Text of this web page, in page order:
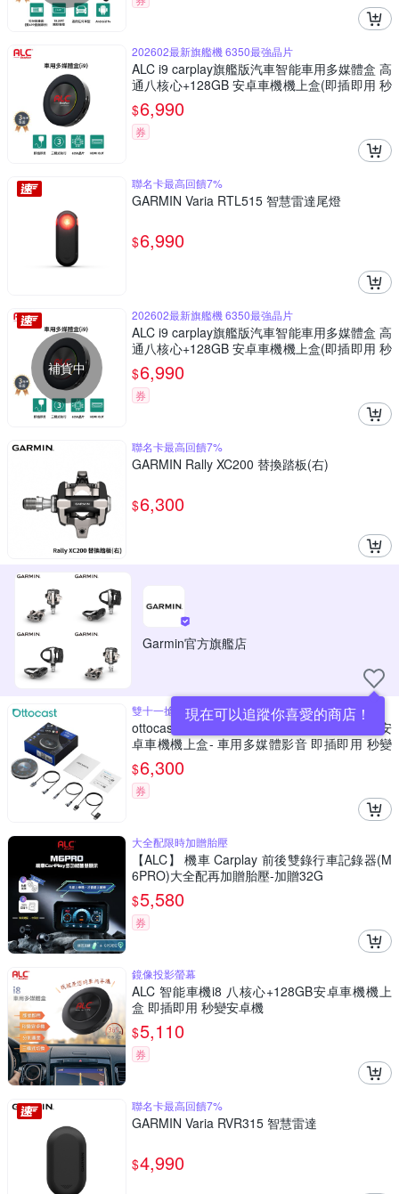
202602最新旗艦機 6350最強晶片
ALC i9 carplay旗艦版汽車智能車用多媒體盒 高
通八核心+128GB 安卓車機機上盒(即插即用 秒
變安卓機)
$6,990
券
聯名卡最高回饋7%
GARMIN Varia RTL515 智慧雷達尾燈
$6,990
補貨中
202602最新旗艦機 6350最強晶片
ALC i9 carplay旗艦版汽車智能車用多媒體盒 高
通八核心+128GB 安卓車機機上盒(即插即用 秒
變安卓機)
$6,990
券
聯名卡最高回饋7%
GARMIN Rally XC200 替換踏板(右)
$6,300
Garmin官方旗艦店
現在可以追蹤你喜愛的商店！
雙十一搶先開跑 先買先享受
ottocast Carplay智能車機P3 八核心+128GB安
卓車機機上盒- 車用多媒體影音 即插即用 秒變
安卓機
$6,300
券
大全配限時加贈胎壓
【ALC】 機車 Carplay 前後雙錄行車記錄器(M
6PRO)大全配再加贈胎壓-加贈32G
$5,580
券
鏡像投影螢幕
ALC 智能車機i8 八核心+128GB安卓車機機上
盒 即插即用 秒變安卓機
$5,110
券
聯名卡最高回饋7%
GARMIN Varia RVR315 智慧雷達
$4,990